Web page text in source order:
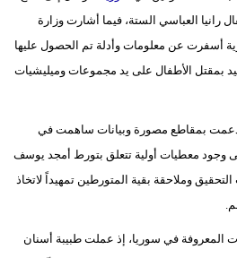
أبراج
فيديو
رانيا العباسي الستة، فيما أشارت وزارة
أسفرت عن معلومات وأدلة تم الحصول عليها
بمقتل الأطفال على يد مجموعات وميليشيات
دعمت بمقاطع مصورة وبيانات ساهمت في
وجود معطيات أولية تتعلق بتورط أمجد يوسف
وملاحقة بقية المتورطين تمهيداً لاتخاذ
المعروفة في سوريا، إذ عملت طبيبة أسنان